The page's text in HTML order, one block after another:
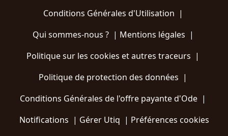
Conditions Générales d'Utilisation |
Qui sommes-nous ?| Mentions légales |
Politique sur les cookies et autres traceurs |
Politique de protection des données |
Conditions Générales de l'offre payante d'Ode |
Notifications | Gérer Utiq | Préférences cookies